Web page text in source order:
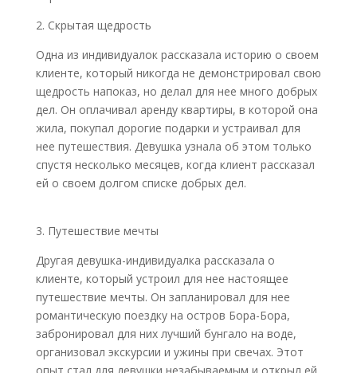
2. Скрытая щедрость
Одна из индивидуалок рассказала историю о своем
клиенте, который никогда не демонстрировал свою
щедрость напоказ, но делал для нее много добрых
дел. Он оплачивал аренду квартиры, в которой она
жила, покупал дорогие подарки и устраивал для
нее путешествия. Девушка узнала об этом только
спустя несколько месяцев, когда клиент рассказал
ей о своем долгом списке добрых дел.
3. Путешествие мечты
Другая девушка-индивидуалка рассказала о
клиенте, который устроил для нее настоящее
путешествие мечты. Он запланировал для нее
романтическую поездку на остров Бора-Бора,
забронировал для них лучший бунгало на воде,
организовал экскурсии и ужины при свечах. Этот